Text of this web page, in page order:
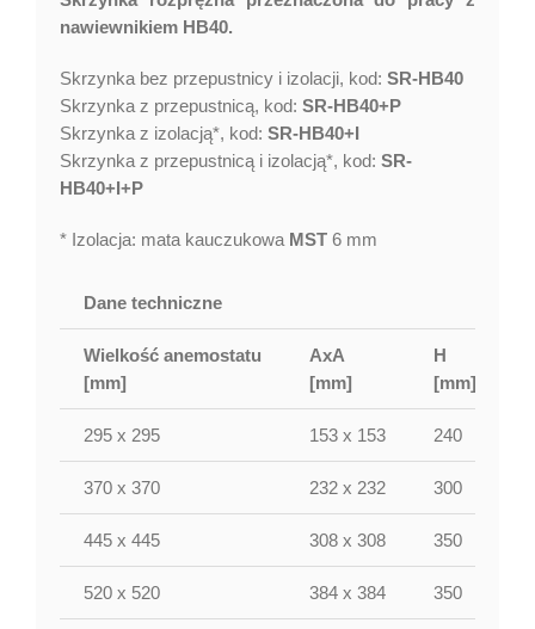
nawiewnikiem HB40.
Skrzynka bez przepustnicy i izolacji, kod: SR-HB40
Skrzynka z przepustnicą, kod: SR-HB40+P
Skrzynka z izolacją*, kod: SR-HB40+I
Skrzynka z przepustnicą i izolacją*, kod: SR-
HB40+I+P
* Izolacja: mata kauczukowa MST 6 mm
Dane techniczne
Wielkość anemostatu
[mm]
AxA
[mm]
H
[mm]
295 x 295 153 x 153 240
370 x 370 232 x 232 300
445 x 445 308 x 308 350
520 x 520 384 x 384 350